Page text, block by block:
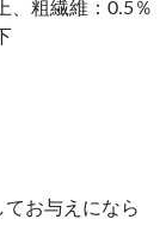
、粗繊維：0.5％
てお与えになら